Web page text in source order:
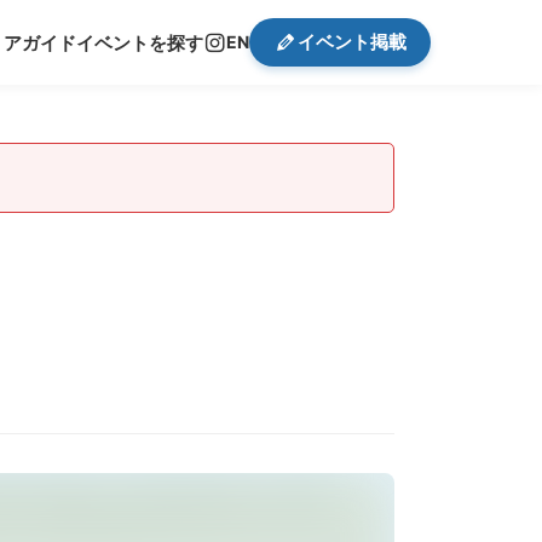
ガイドイベントを探す EN イベント掲載